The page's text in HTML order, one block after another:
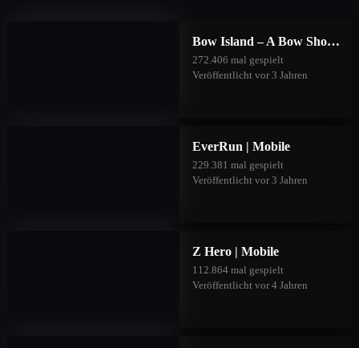
Bow Island – A Bow Shooting Game | Mobile
272.406 mal gespielt
Veröffentlicht vor 3 Jahren
EverRun | Mobile
229.381 mal gespielt
Veröffentlicht vor 3 Jahren
Z Hero | Mobile
112.864 mal gespielt
Veröffentlicht vor 4 Jahren